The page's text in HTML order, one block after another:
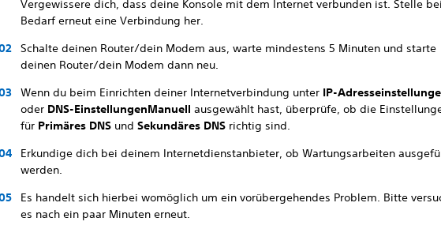
Vergewissere dich, dass deine Konsole mit dem Internet verbunden ist. Stelle bei
Bedarf erneut eine Verbindung her.
Schalte deinen Router/dein Modem aus, warte mindestens 5 Minuten und starte
deinen Router/dein Modem dann neu.
Wenn du beim Einrichten deiner Internetverbindung unter IP-
oder DNS-EinstellungenManuell ausgewählt hast, überprüfe, ob die
für Primäres DNS undSekundäres DNS richtig sind.
Erkundige dich bei deinem Internetdienstanbieter, ob Wartungsarbeiten
werden.
Es handelt sich hierbei womöglich um ein vorübergehendes Problem. Bitte
es nach ein paar Minuten erneut.